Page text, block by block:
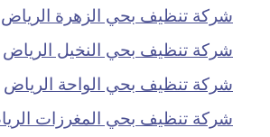
شركة تنظيف بحي الزهرة الرياض
شركة تنظيف بحي النخيل الرياض
شركة تنظيف بحي الواحة الرياض
شركة تنظيف بحي المغرزات